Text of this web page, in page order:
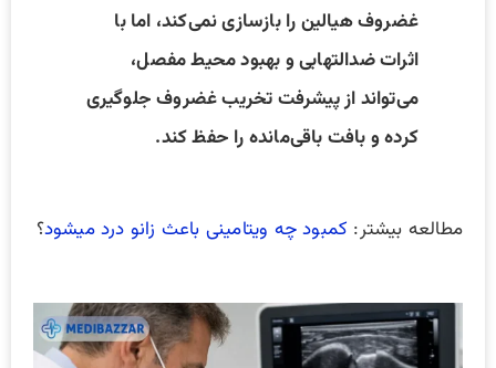
غضروف هیالین را بازسازی نمی‌کند، اما با
اثرات ضدالتهابی و بهبود محیط مفصل،
می‌تواند از پیشرفت تخریب غضروف جلوگیری
کرده و بافت باقی‌مانده را حفظ کند.
مطالعه بیشتر: کمبود چه ویتامینی باعث زانو درد میشود؟